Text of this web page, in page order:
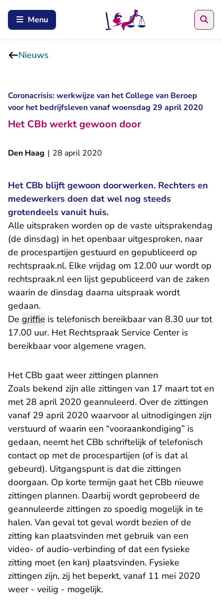
Menu
Nieuws
Coronacrisis: werkwijze van het College van Beroep
voor het bedrijfsleven vanaf woensdag 29 april 2020
Het CBb werkt gewoon door
Den Haag | 28 april 2020
Het CBb blijft gewoon doorwerken. Rechters en
medewerkers doen dat wel nog steeds
grotendeels vanuit huis.
Alle uitspraken worden op de vaste uitsprakendag
(de dinsdag) in het openbaar uitgesproken, naar
de procespartijen gestuurd en gepubliceerd op
rechtspraak.nl. Elke vrijdag om 12.00 uur wordt op
rechtspraak.nl een lijst gepubliceerd van de zaken
waarin de dinsdag daarna uitspraak wordt
gedaan.
De griffie is telefonisch bereikbaar van 8.30 uur tot
17.00 uur. Het Rechtspraak Service Centeris
bereikbaar voor algemene vragen.
Het CBb gaat weer zittingen plannen
Zoals bekend zijn alle zittingen van 17 maart tot en
met 28 april 2020 geannuleerd. Over de zittingen
vanaf 29 april 2020 waarvoor al uitnodigingen zijn
verstuurd of waarin een “vooraankondiging” is
gedaan, neemt het CBb schriftelijk of telefonisch
contact op met de procespartijen (of is dat al
gebeurd). Uitgangspunt is dat die zittingen
doorgaan. Op korte termijn gaat het CBb nieuwe
zittingen plannen. Daarbij wordt geprobeerd de
geannuleerde zittingen zo spoedig mogelijk in te
halen. Van geval tot geval wordt bezien of de
zitting kan plaatsvinden met gebruik van een
video- of audio-verbinding of dat een fysieke
zitting moet (en kan) plaatsvinden. Fysieke
zittingen zijn, zij het beperkt, vanaf 11 mei 2020
weer - veilig - mogelijk.